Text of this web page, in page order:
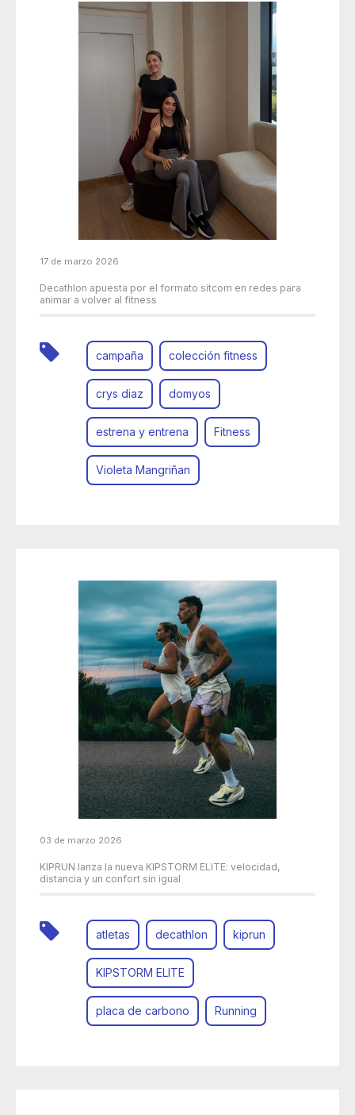
17 de marzo 2026
Decathlon apuesta por el formato sitcom en redes para
animar a volver al fitness
campaña colección fitness
crys diaz domyos
estrena y entrena Fitness
Violeta Mangriñan
03 de marzo 2026
KIPRUN lanza la nueva KIPSTORM ELITE: velocidad,
distancia y un confort sin igual
atletas decathlon kiprun
KIPSTORM ELITE
placa de carbono Running